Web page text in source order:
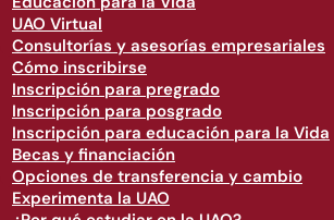
UAO Virtual
Consultorías y asesorías empresariales
Cómo inscribirse
Inscripción para pregrado
Inscripción para posgrado
Inscripción para educación para la Vida
Becas y financiación
Opciones de transferencia y cambio
Experimenta la UAO